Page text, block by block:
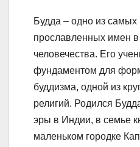
Будда – одно из самых
прославленных имен в
человечества. Его
фундаментом для
буддизма, одной из
религий. Родился
эры в Индии, в семье
маленьком городке